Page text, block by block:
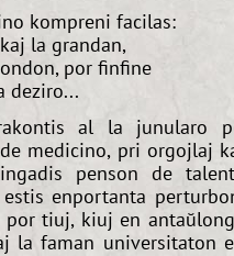
kompreni facilas:
la grandan,
por finfine
deziro...
al la junularo
medicino, pri orgojlaj
penson de
enportanta
tiuj, kiuj en
la faman universitaton